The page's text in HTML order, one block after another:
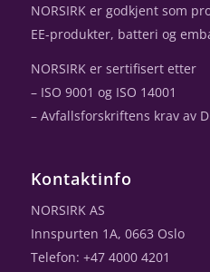
NORSIRK er godkjent som
EE-produkter, batteri og
NORSIRK er sertifisert etter
– ISO 9001 og ISO 14001
– Avfallsforskriftens krav av
Kontaktinfo
NORSIRK AS
Innspurten 1A, 0663 Oslo
Telefon: +47 4000 4201